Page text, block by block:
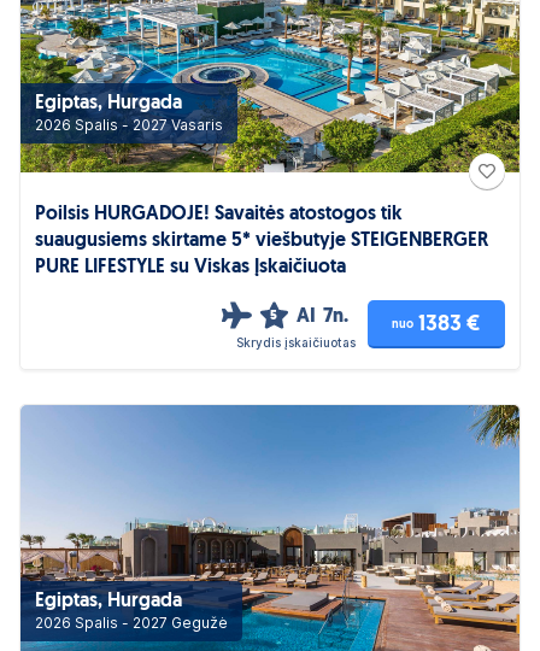
Egiptas, Hurgada
2026 Spalis - 2027 Vasaris
Poilsis HURGADOJE! Savaitės atostogos tik
suaugusiems skirtame 5* viešbutyje STEIGENBERGER
PURE LIFESTYLE su Viskas Įskaičiuota
5 AI 7n.
Skrydis įskaičiuotas
nuo 1383 €
Egiptas, Hurgada
2026 Spalis - 2027 Gegužė